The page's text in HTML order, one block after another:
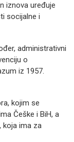
iznova uređuje
socijalne i
administrativni
o
iz 1957.
kojim se
Češke i BiH, a
koja ima za